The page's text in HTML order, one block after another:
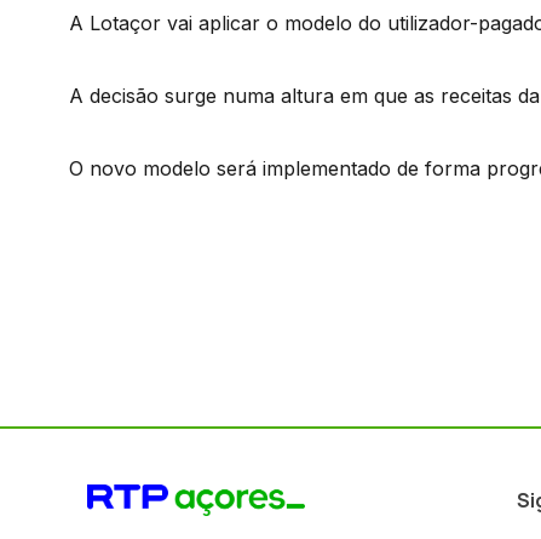
A Lotaçor vai aplicar o modelo do utilizador-
A decisão surge numa altura em que as receitas
O novo modelo será implementado de forma